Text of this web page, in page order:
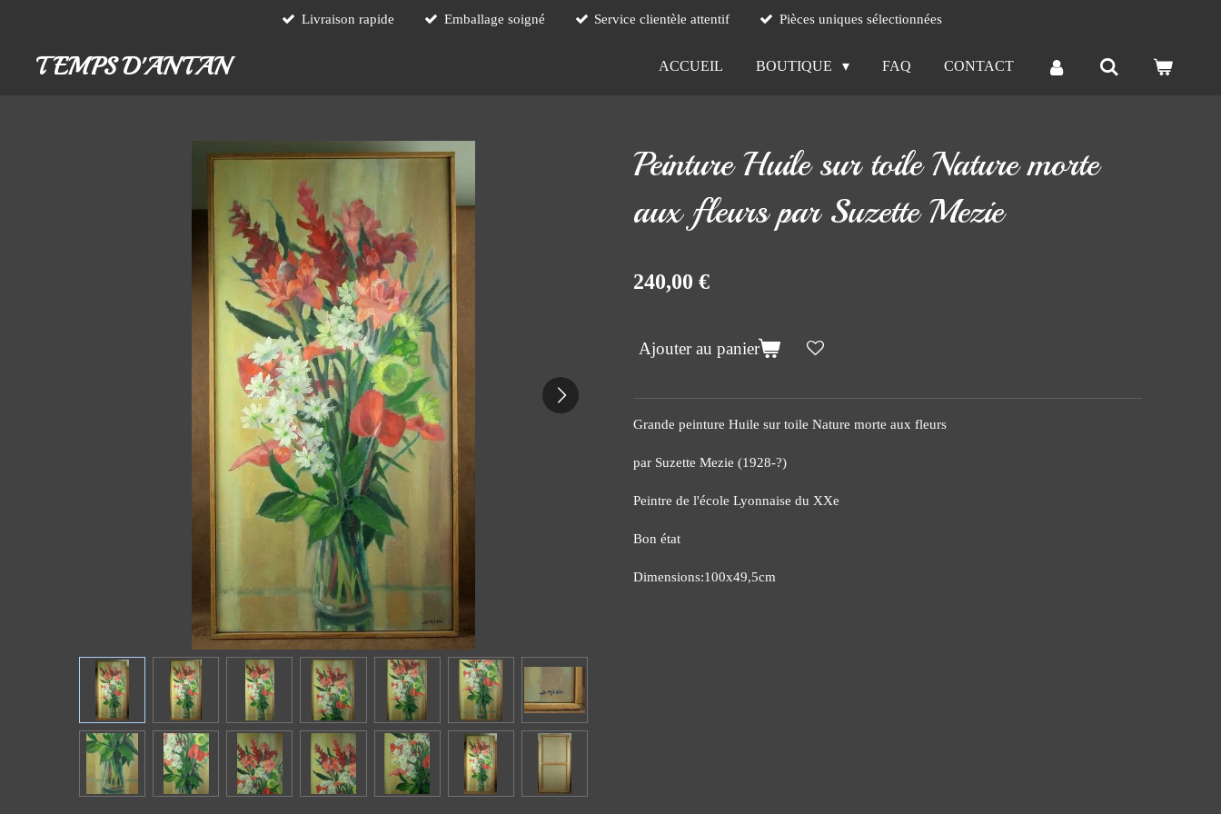
contenu
Livraison rapide Emballage soigné Service clientèle attentif Pièces uniques sélectionnées
TEMPS D'ANTAN ACCUEIL BOUTIQUE FAQ CONTACT
Peinture Huile sur toile Nature morte
aux fleurs par Suzette Mezie
240,00 €
Ajouter au panier
Grande peinture Huile sur toile Nature morte aux fleurs
par Suzette Mezie (1928-?)
Peintre de l'école Lyonnaise du XXe
Bon état
Dimensions:100x49,5cm